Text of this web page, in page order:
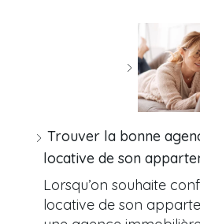
Trouver la bonne
locative de son
Lorsqu’on souhaite
locative de son